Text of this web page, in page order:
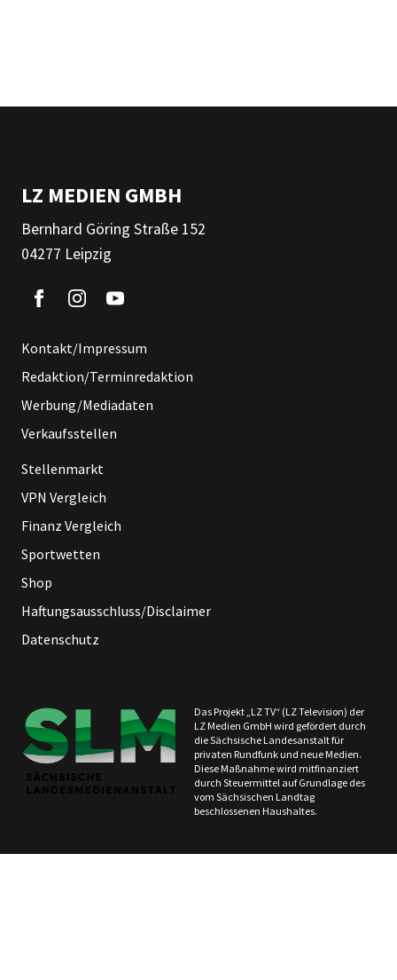
LZ MEDIEN GMBH
Bernhard Göring Straße 152
04277 Leipzig
Kontakt/Impressum
Redaktion/Terminredaktion
Werbung/Mediadaten
Verkaufsstellen
Stellenmarkt
VPN Vergleich
Finanz Vergleich
Sportwetten
Shop
Haftungsausschluss/Disclaimer
Datenschutz
Das Projekt „LZ TV“ (LZ Television) der
LZ Medien GmbH wird gefördert durch
die Sächsische Landesanstalt für
privaten Rundfunk und neue Medien.
Diese Maßnahme wird mitfinanziert
durch Steuermittel auf Grundlage des
vom Sächsischen Landtag
beschlossenen Haushaltes.